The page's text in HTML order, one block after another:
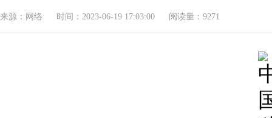
来源：网络 时间：2023-06-19 17:03:00 阅读量：9271